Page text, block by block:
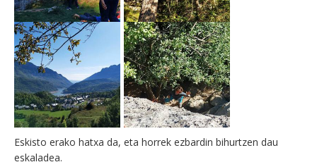
Eskisto erako hatxa da, eta horrek ezbardin bihurtzen dau
eskaladea.